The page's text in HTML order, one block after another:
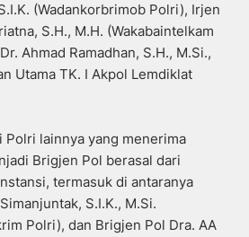
(Wadankorbrimob Polri), Irjen
S.H., M.H. (Wakabaintelkam
Ahmad Ramadhan, S.H., M.Si.,
Utama TK. I Akpol Lemdiklat
Polri lainnya yang menerima
Brigjen Pol berasal dari
termasuk di antaranya
S.I.K., M.Si.
Polri), dan Brigjen Pol Dra. AA